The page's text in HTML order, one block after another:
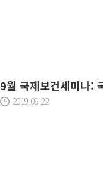
9월 국제보건세미나:
2019-09-22